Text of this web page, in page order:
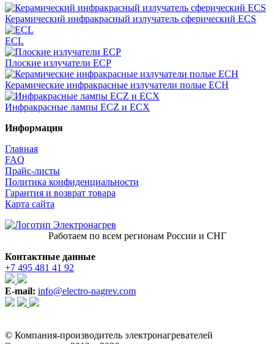
Керамический инфракрасный излучатель сферический ECS
ECL
Плоские излучатели ECP
Керамические инфракрасные излучатели полые ECH
Инфракрасные лампы ECZ и ECX
Информация
Главная
FAQ
Прайс-листы
Политика конфиденциальности
Гарантия и возврат товара
Карта сайта
Работаем по всем регионам России и СНГ
Контактные данные
+7 495 481 41 92
E-mail: info@electro-nagrev.com
© Компания-производитель электронагревателей